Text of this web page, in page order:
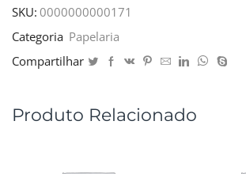
SKU: 0000000000171
Categoria Papelaria
Compartilhar
Produto Relacionado